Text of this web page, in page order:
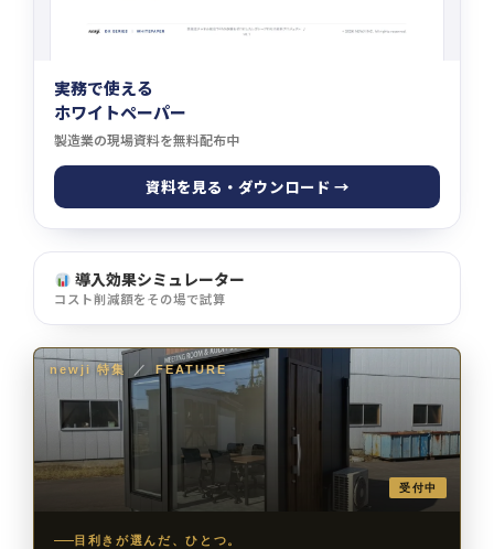
実務で使える
ホワイトペーパー
製造業の現場資料を無料配布中
資料を見る・ダウンロード →
導入効果シミュレーター
コスト削減額をその場で試算
newji 特集 ／ FEATURE
受付中
目利きが選んだ、ひとつ。